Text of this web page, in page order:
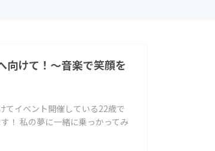
向けて！～音楽で笑顔を
てイベント開催している22歳で
！ 私の夢に一緒に乗っかってみ